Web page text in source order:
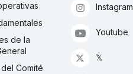
de la
Comité
Instagram
Youtube
𝕏